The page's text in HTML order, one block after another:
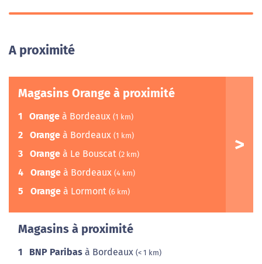
A proximité
Magasins Orange à proximité
1 Orange à Bordeaux (1 km)
2 Orange à Bordeaux (1 km)
3 Orange à Le Bouscat (2 km)
4 Orange à Bordeaux (4 km)
5 Orange à Lormont (6 km)
Magasins à proximité
1 BNP Paribas à Bordeaux (< 1 km)